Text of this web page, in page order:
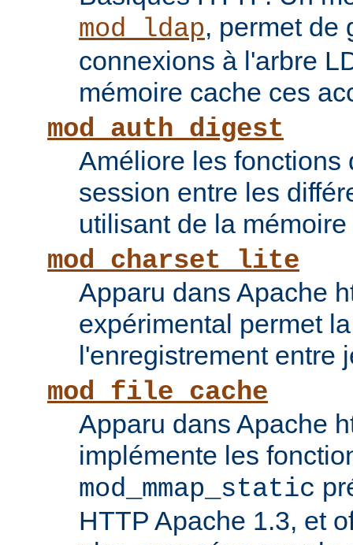
mod_ldap, permet de
connexions à l'arbre
mémoire cache ces
mod_auth_digest
Améliore les fonctions
session entre les
utilisant de la
mod_charset_lite
Apparu dans Apache
expérimental permet
l'enregistrement entre
mod_file_cache
Apparu dans Apache
implémente les
mod_mmap_static
HTTP Apache 1.3, et